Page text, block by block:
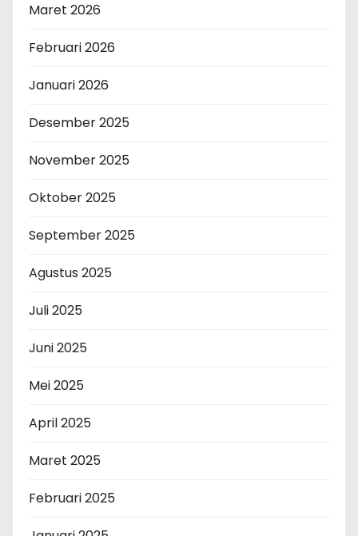
Maret 2026
Februari 2026
Januari 2026
Desember 2025
November 2025
Oktober 2025
September 2025
Agustus 2025
Juli 2025
Juni 2025
Mei 2025
April 2025
Maret 2025
Februari 2025